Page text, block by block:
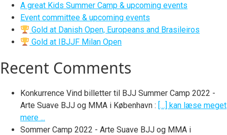
A great Kids Summer Camp & upcoming events
Event committee & upcoming events
Gold at Danish Open, Europeans and Brasileiros
Gold at IBJJF Milan Open
Recent Comments
Konkurrence Vind billetter til BJJ Summer Camp 2022 -
Arte Suave BJJ og MMA i København : […] kan læse meget
mere ...
Sommer Camp 2022 - Arte Suave BJJ og MMA i